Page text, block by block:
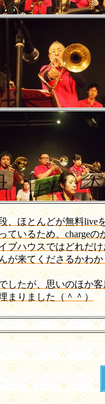
、ほとんどが無料live
ているため、chargeの
ブハウスではどれだ
が来てくださるかわ
したが、思いのほか客
まりました（＾＾）